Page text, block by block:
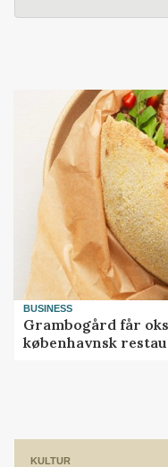
BUSINESS
Grambogård får
københavnsk
KULTUR